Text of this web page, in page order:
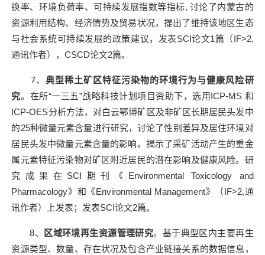
换率、环境负荷率、可持续发展指数等指标, 讨论了内蒙古的
资源利用结构、经济情势及贸易状况，提出了维持该地区生态
与社会系统可持续发展的政策建议，发表SCI 论文1篇（ IF>2,
通讯作者），CSCD论文2篇。
7、 典型稀土矿区特征污染物的环境行为与健康风险研
究。在所“一三五”战略科技计划项目资助下，选用 ICP-MS 和
ICP-OES分析方法，对白云鄂博矿区及非矿区长期居民头发中
的25种微量元素含量进行研究，讨论了性别差异及居住环境对
居民头发中微量元素含量的影响。揭示了采矿活动产生的重金
属元素特征污染物对矿区附近居民的潜在影响及健康风险。研
究成果在 SCI 期刊《
Environmental Toxicology and
Pharmacology》和《 Environmental Management》（ IF>2,通
讯作者）上发表；发表SCI论文2篇。
8、 区域环境再生资源管理研究。基于典型区内主要再生
资源类型、数量、存在状况及包含产业链接关系的数据信息，